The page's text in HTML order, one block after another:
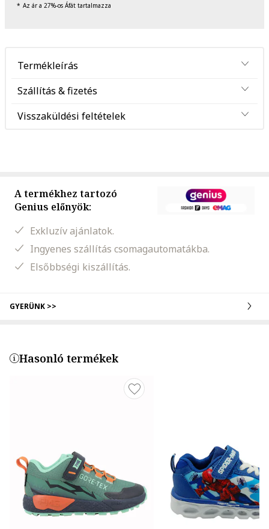
Az ár a 27%-os Áfát tartalmazza
Termékleírás
Szállítás & fizetés
Visszaküldési feltételek
A termékhez tartozó
Genius előnyök:
Exkluzív ajánlatok.
Ingyenes szállítás csomagautomatákba.
Elsőbbségi kiszállítás.
GYERÜNK >>
Hasonló termékek